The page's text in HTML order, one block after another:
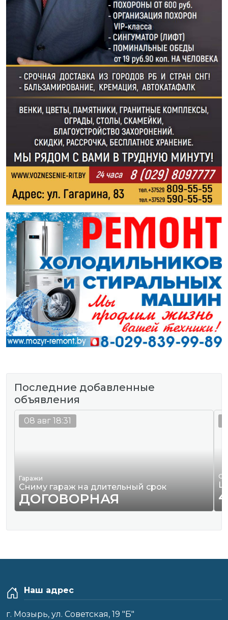
Последние добавленные
объявления
Гаражи
Сниму гараж на длительный срок
ДОГОВОРНАЯ
08 авг 18:31
Наш адрес
г. Мозырь, ул. Советская, 19 "Б"